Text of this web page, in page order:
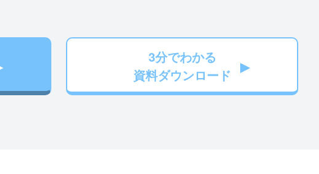
3分でわかる
資料ダウンロード